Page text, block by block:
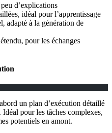
d’explications
idéal pour l’apprentissage
adapté à la génération de
pour les échanges
un plan d’exécution détaillé
pour les tâches complexes,
potentiels en amont.